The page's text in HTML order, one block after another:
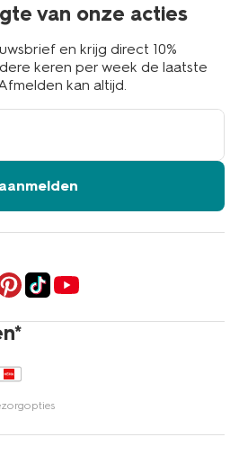
van onze acties
en krijg direct 10%
keren per week de laatste
kan altijd.
aanmelden